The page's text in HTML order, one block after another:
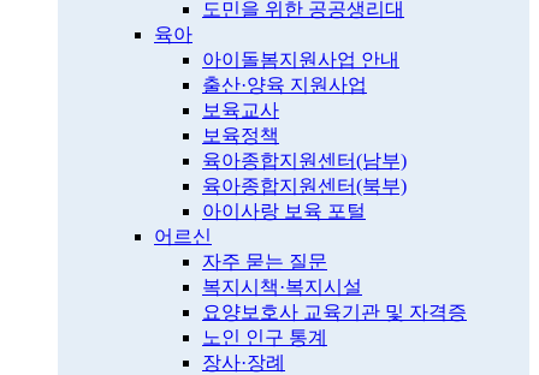
도민을 위한 공공생리대
육아
아이돌봄지원사업 안내
출산·양육 지원사업
보육교사
보육정책
육아종합지원센터(남부)
육아종합지원센터(북부)
아이사랑 보육 포털
어르신
자주 묻는 질문
복지시책·복지시설
요양보호사 교육기관 및 자격증
노인 인구 통계
장사·장례